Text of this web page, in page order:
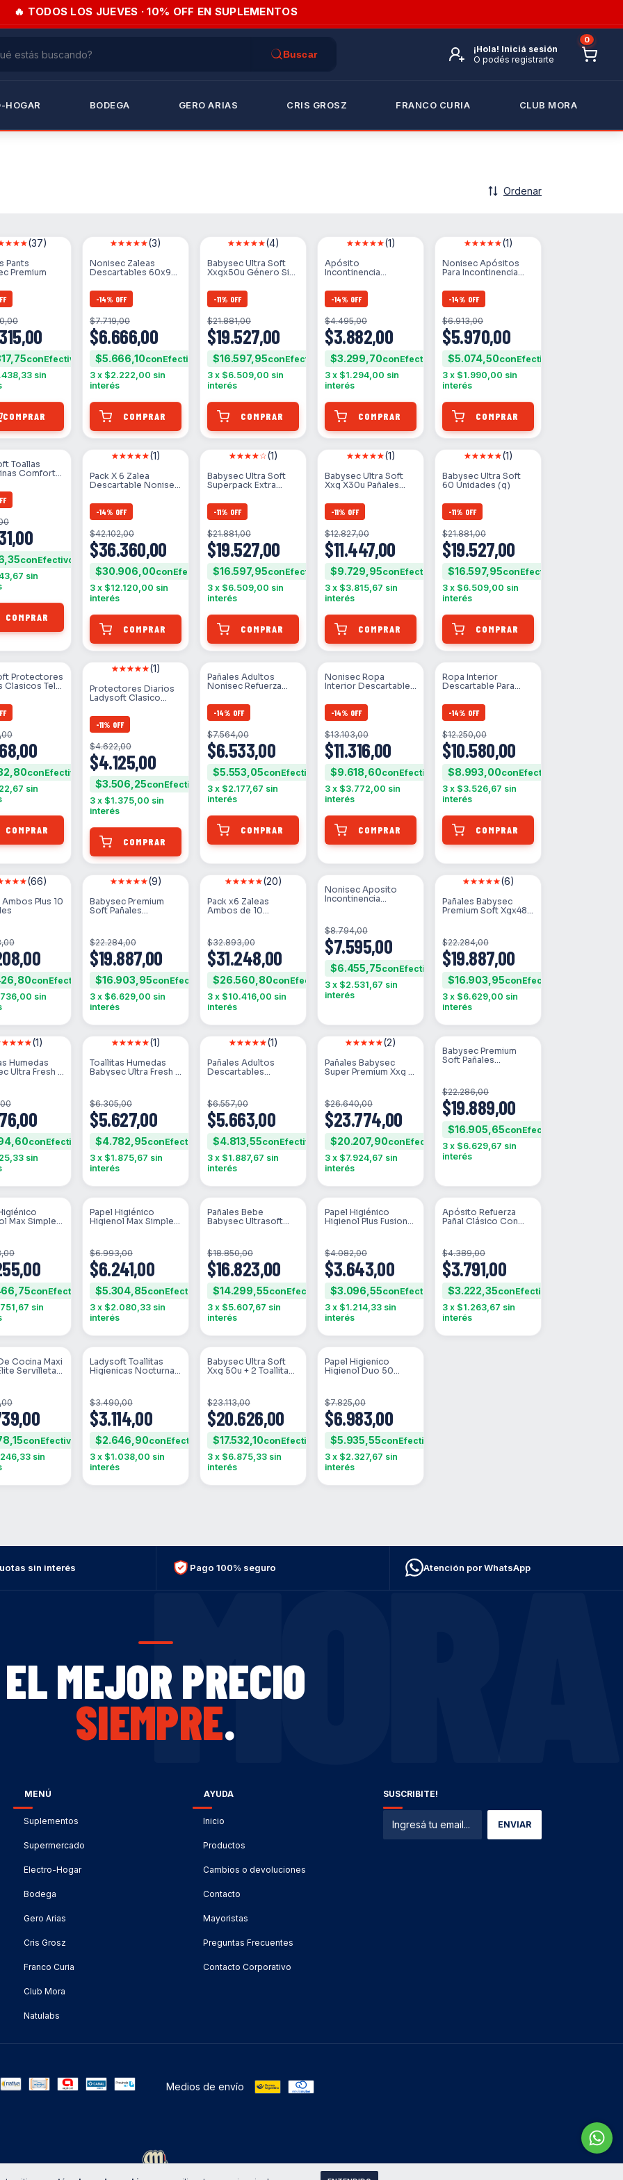
🔥 TODOS LOS JUEVES · 10% OFF EN SUPLEMENTOS
¡Hola! Iniciá sesión
O podés registrarte
0
HOGAR BODEGA GERO ARIAS CRIS GROSZ FRANCO CURIA CLUB MORA
Ordenar
(37)
Pants
Premium
con
sin
COMPRAR
(3)
Nonisec Zaleas
Descartables 60x90
10unidades
-14% OFF
$6.666,00
$7.719,00
$5.666,10con
3 x $2.222,00 sin
interés
(4)
Babysec Ultra Soft
Xxgx50u Género Sin
Extra Grande (xxg)
-11% OFF
$19.527,00
$21.881,00
$16.597,95con
3 x $6.509,00 sin
interés
(1)
Apósito
Incontinencia
20 Unidades
-14% OFF
$3.882,00
$4.495,00
$3.299,70con
3 x $1.294,00 sin
interés
(1)
Nonisec Apósitos
Para Incontinencia
-14% OFF
$5.970,00
$6.913,00
$5.074,50con
3 x $1.990,00 sin
interés
Toallas
Comfort
con
sin
(1)
Pack X 6 Zalea
Descartable Nonisec
-14% OFF
$36.360,00
$42.102,00
$30.906,00con
3 x $12.120,00 sin
interés
(1)
Babysec Ultra Soft
Superpack Extra
-11% OFF
$19.527,00
$21.881,00
$16.597,95con
3 x $6.509,00 sin
interés
(1)
Babysec Ultra Soft
Xxg X30u Pañales
Sin Género Tamaño
Extra Extra Grande
(xxg)
-11% OFF
$11.447,00
$12.827,00
$9.729,95con
3 x $3.815,67 sin
interés
(1)
Babysec Ultra Soft
60 Unidades (g)
-11% OFF
$19.527,00
$21.881,00
$16.597,95con
3 x $6.509,00 sin
interés
Protectores
Clasicos Tela
con
sin
(1)
Protectores Diarios
Ladysoft Clasico
-11% OFF
$4.125,00
$4.622,00
$3.506,25con
3 x $1.375,00 sin
interés
Pañales Adultos
Nonisec Refuerza
Máxima
-14% OFF
$6.533,00
$7.564,00
$5.553,05con
3 x $2.177,67 sin
interés
Nonisec Ropa
Interior Descartable
Unidades
-14% OFF
$11.316,00
$13.103,00
$9.618,60con
3 x $3.772,00 sin
interés
Ropa Interior
Descartable Para
Unidades
-14% OFF
$10.580,00
$12.250,00
$8.993,00con
3 x $3.526,67 sin
interés
(66)
Ambos Plus 10
con
sin
(9)
Babysec Premium
Soft Pañales
Extra Grande 44
Unidades
$19.887,00
$22.284,00
$16.903,95con
3 x $6.629,00 sin
interés
(20)
Pack x6 Zaleas
Ambos de 10
$31.248,00
$32.893,00
$26.560,80con
3 x $10.416,00 sin
interés
SIN STOCK
Nonisec Aposito
Incontinencia
$7.595,00
$8.794,00
$6.455,75con
3 x $2.531,67 sin
interés
(6)
Pañales Babysec
Premium Soft Xgx48u
(xg)
$19.887,00
$22.284,00
$16.903,95con
3 x $6.629,00 sin
interés
(1)
Humedas
Ultra Fresh X
con
sin
(1)
Toallitas Humedas
Babysec Ultra Fresh 3
$5.627,00
$6.305,00
$4.782,95con
3 x $1.875,67 sin
interés
(1)
Pañales Adultos
Descartables
Unidades
$5.663,00
$6.557,00
$4.813,55con
3 x $1.887,67 sin
interés
(2)
Pañales Babysec
Super Premium Xxg X
Sin Género
$23.774,00
$26.640,00
$20.207,90con
3 x $7.924,67 sin
interés
SIN STOCK
Babysec Premium
Soft Pañales
Género Tamaño
Grande (g)
$19.889,00
$22.286,00
$16.905,65con
3 x $6.629,67 sin
interés
Max Simple
con
sin
SIN STOCK
Papel Higiénico
Higienol Max Simple
$6.241,00
$6.993,00
$5.304,85con
3 x $2.080,33 sin
interés
SIN STOCK
Pañales Bebe
Babysec Ultrasoft
$16.823,00
$18.850,00
$14.299,55con
3 x $5.607,67 sin
interés
SIN STOCK
Papel Higiénico
Higienol Plus Fusion
$3.643,00
$4.082,00
$3.096,55con
3 x $1.214,33 sin
interés
SIN STOCK
Apósito Refuerza
Pañal Clásico Con
$3.791,00
$4.389,00
$3.222,35con
3 x $1.263,67 sin
interés
Cocina Maxi
Servilleta
con
sin
SIN STOCK
Ladysoft Toallitas
Higienicas Nocturna
$3.114,00
$3.490,00
$2.646,90con
3 x $1.038,00 sin
interés
SIN STOCK
Babysec Ultra Soft
Xxg 50u + 2 Toallitas
$20.626,00
$23.113,00
$17.532,10con
3 x $6.875,33 sin
interés
SIN STOCK
Papel Higienico
Higienol Duo 50
$6.983,00
$7.825,00
$5.935,55con
3 x $2.327,67 sin
interés
MORA
sin interés Pago 100% seguro Atención por WhatsApp
EL MEJOR PRECIO
SIEMPRE.
MENÚ
Suplementos
Supermercado
Electro-Hogar
Bodega
Gero Arias
Cris Grosz
Franco Curia
Club Mora
Natulabs
AYUDA
Inicio
Productos
Cambios o devoluciones
Contacto
Mayoristas
Preguntas Frecuentes
Contacto Corporativo
SUSCRIBITE!
Medios de envío